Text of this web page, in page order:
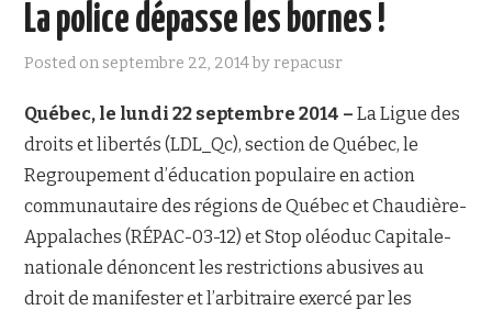
L’ÉDUCATION POPULAIRE AUTONOME
FAIRE UN DON !
NOUS JOINDRE
La police dépasse les bornes !
Posted on septembre 22, 2014byrepacusr
Québec, le lundi 22 septembre 2014 – La Ligue des
droits et libertés (LDL_Qc), section de Québec, le
Regroupement d’éducation populaire en action
communautaire des régions de Québec et Chaudière-
Appalaches (RÉPAC-03-12) et Stop oléoduc Capitale-
nationale dénoncent les restrictions abusives au
droit de manifester et l’arbitraire exercé par les